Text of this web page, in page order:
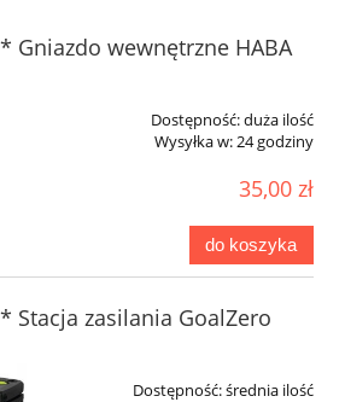
wewnętrzne HABA
Dostępność:duża ilość
Wysyłka w: 24 godziny
35,00 zł
do koszyka
zasilania GoalZero
Dostępność:średnia ilość